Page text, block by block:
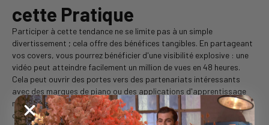
cette Pratique
Participer à cette tendance ne se limite pas à un simple
divertissement ; cela offre des bénéfices tangibles. En partageant
vos covers, vous pourrez bénéficier d'une visibilité explosive : une
vidéo peut atteindre facilement un million de vues en 48 heures.
Cela peut ouvrir des portes vers des partenariats intéressants
avec des marques de piano ou des applications d'apprentissage
musical. En outre, cette pratique permet de développer votre
oreille musicale, votre capacité d’improvisation et votre fluidité au